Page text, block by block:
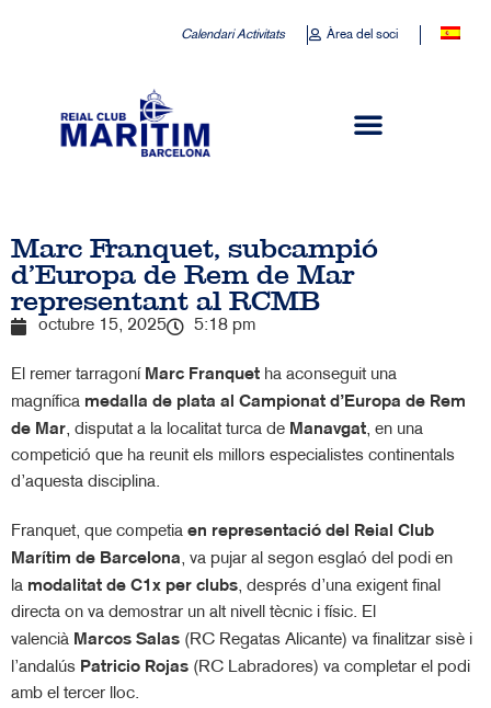
Calendari Activitats Àrea del soci
Marc Franquet, subcampió
d’Europa de Rem de Mar
representant al RCMB
octubre 15, 2025 5:18 pm
El remer tarragoní Marc Franquet ha aconseguit una
magnífica medalla de plata al Campionat d’Europa de Rem
de Mar, disputat a la localitat turca de Manavgat, en una
competició que ha reunit els millors especialistes continentals
d’aquesta disciplina.
Franquet, que competia en representació del Reial Club
Marítim de Barcelona, va pujar al segon esglaó del podi en
la modalitat de C1x per clubs, després d’una exigent final
directa on va demostrar un alt nivell tècnic i físic. El
valencià Marcos Salas (RC Regatas Alicante) va finalitzar sisè i
l’andalús Patricio Rojas (RC Labradores) va completar el podi
amb el tercer lloc.